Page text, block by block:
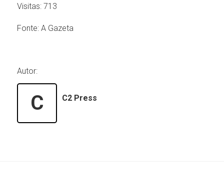
Visitas:713
Fonte:A Gazeta
Autor:
C C2 Press